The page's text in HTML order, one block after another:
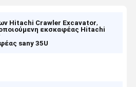
Hitachi Crawler Excavator,
εκσκαφέας Hitachi
sany 35U